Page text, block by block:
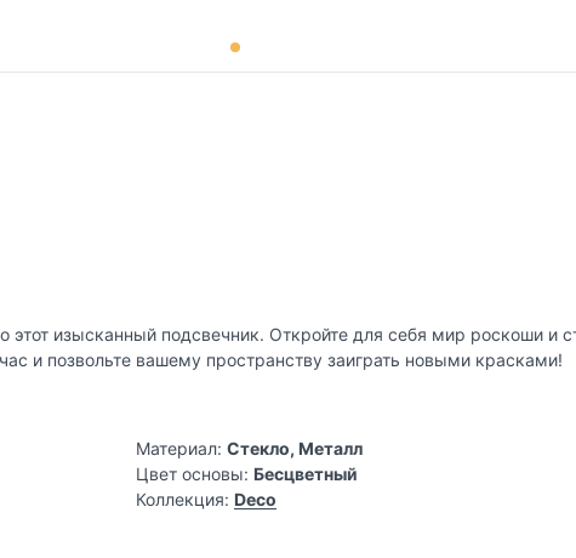
этот изысканный подсвечник. Откройте для себя мир роскоши
и позвольте вашему пространству заиграть новыми красками!
Материал: Стекло, Металл
Цвет основы: Бесцветный
Коллекция: Deco